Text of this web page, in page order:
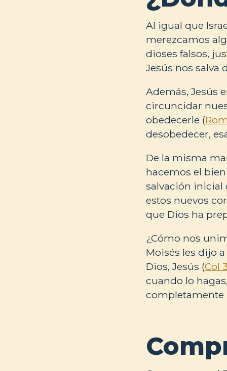
Al igual que
merezcamos
dioses falsos,
Jesús nos salva
Además, Jesús
circuncidar
obedecerle (
desobedecer,
De la misma
hacemos el
salvación inicial
estos nuevos
que Dios ha
¿Cómo nos
Moisés les dijo
Dios, Jesús (Col
cuando lo
completamente